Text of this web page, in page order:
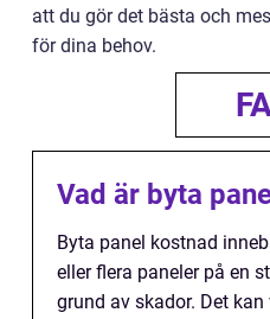
att du gör det bästa och
för dina behov.
Vad är byta
Byta panel kostnad
eller flera paneler på en
grund av skador. Det